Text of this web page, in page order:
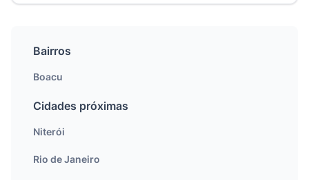
Bairros
Boacu
Cidades próximas
Niterói
Rio de Janeiro